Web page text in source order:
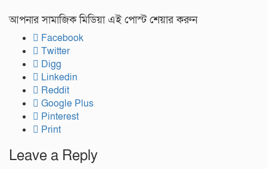
আপনার সামাজিক মিডিয়া এই পোস্ট শেয়ার করুন
Facebook
Twitter
Digg
Linkedin
Reddit
Google Plus
Pinterest
Print
Leave a Reply